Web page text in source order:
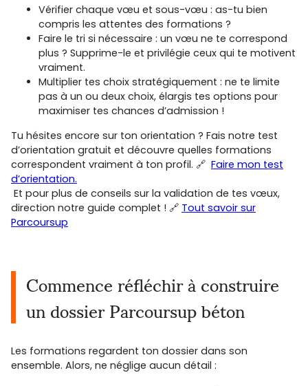
Vérifier chaque vœu et sous-vœu : as-tu bien
compris les attentes des formations ?
Faire le tri si nécessaire : un vœu ne te correspond
plus ? Supprime-le et privilégie ceux qui te motivent
vraiment.
Multiplier tes choix stratégiquement : ne te limite
pas à un ou deux choix, élargis tes options pour
maximiser tes chances d’admission !
Tu hésites encore sur ton orientation ? Fais notre test
d’orientation gratuit et découvre quelles formations
correspondent vraiment à ton profil. 🔗 Faire mon test
d’orientation.
Et pour plus de conseils sur la validation de tes vœux,
direction notre guide complet ! 🔗 Tout savoir sur
Parcoursup
Commence réfléchir à construire
un dossier Parcoursup béton
Les formations regardent ton dossier dans son
ensemble. Alors, ne néglige aucun détail :